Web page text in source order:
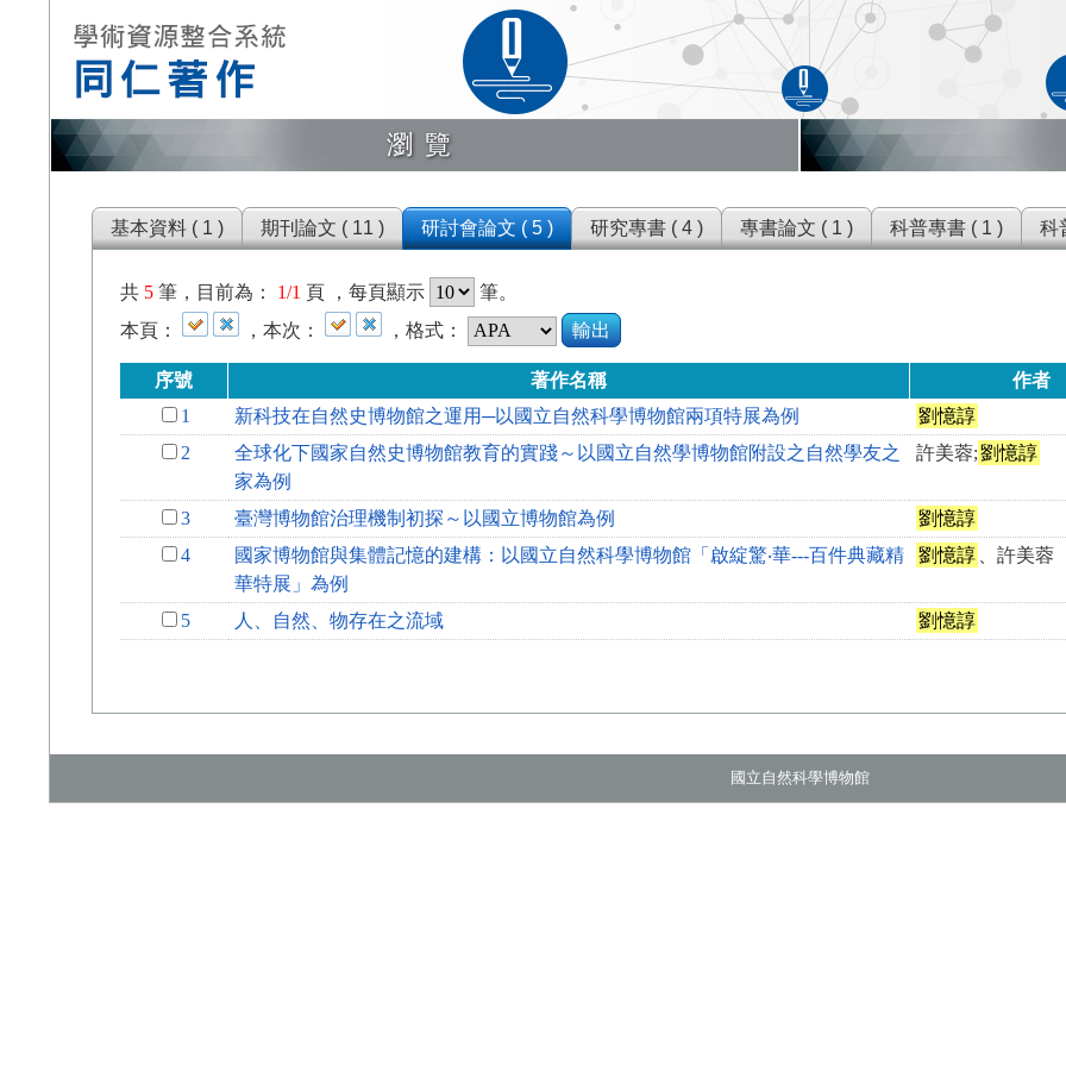
瀏覽
基本資料 ( 1 ) 期刊論文 ( 11 ) 研討會論文 ( 5 ) 研究專書 ( 4 ) 專書論文 ( 1 ) 科普專書 ( 1 ) 科
共 5筆，目前為： 1/1 頁 ，每頁顯示
筆。
本頁：
，本次： ，格式： 輸出
序號 著作名稱 作者
1
新科技在自然史博物館之運用─以國立自然科學博物館兩項特展為例 劉憶諄
2
全球化下國家自然史博物館教育的實踐～以國立自然學博物館附設之自然學友之
家為例
許美蓉;劉憶諄
3 臺灣博物館治理機制初探～以國立博物館為例 劉憶諄
4
國家博物館與集體記憶的建構：以國立自然科學博物館「啟綻驚‧華---百件典藏精
華特展」為例
劉憶諄 、許美蓉
5 人、自然、物存在之流域 劉憶諄
國立自然科學博物館